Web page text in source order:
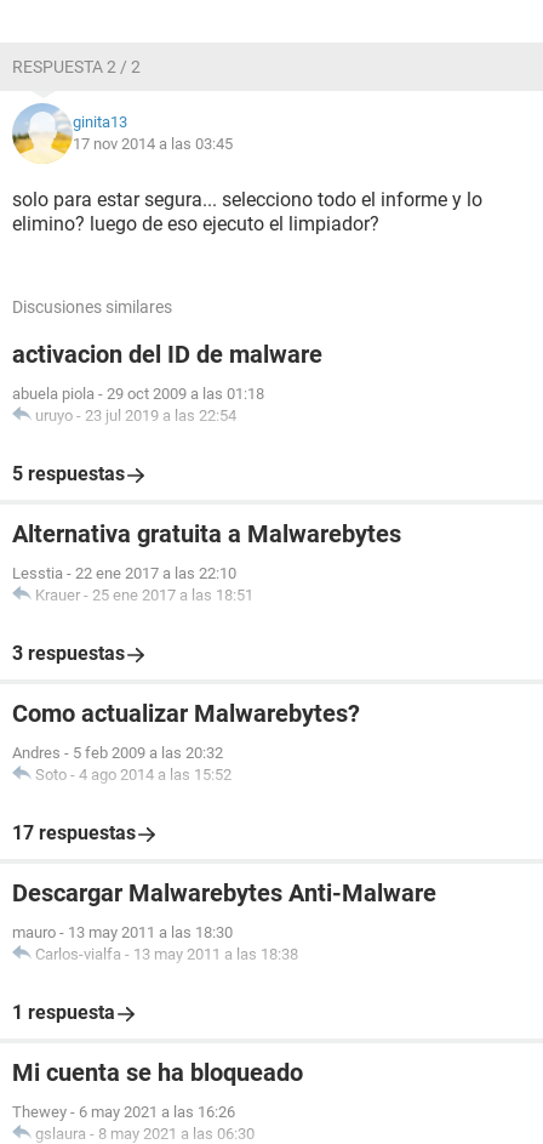
RESPUESTA 2 / 2
ginita13
17 nov 2014 a las 03:45
solo para estar segura... selecciono todo el informe y lo
elimino? luego de eso ejecuto el limpiador?
Discusiones similares
activacion del ID de malware
abuela piola - 29 oct 2009 a las 01:18
uruyo - 23 jul 2019 a las 22:54
5 respuestas
Alternativa gratuita a Malwarebytes
Lesstia - 22 ene 2017 a las 22:10
Krauer - 25 ene 2017 a las 18:51
3 respuestas
Como actualizar Malwarebytes?
Andres - 5 feb 2009 a las 20:32
Soto - 4 ago 2014 a las 15:52
17 respuestas
Descargar Malwarebytes Anti-Malware
mauro - 13 may 2011 a las 18:30
Carlos-vialfa - 13 may 2011 a las 18:38
1 respuesta
Mi cuenta se ha bloqueado
Thewey - 6 may 2021 a las 16:26
gslaura - 8 may 2021 a las 06:30